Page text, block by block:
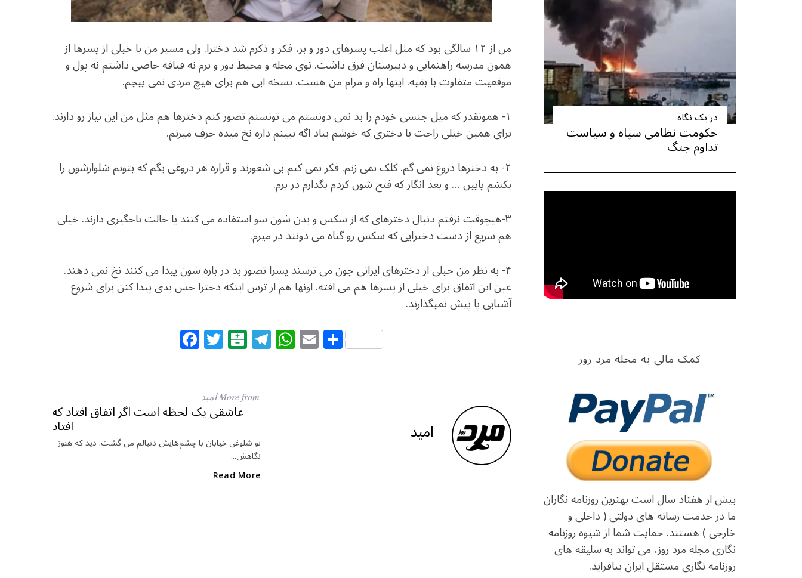
من از ۱۲ سالگی بود که مثل اغلب پسرهای دور و بر، فکر و ذکرم شد دخترا. ولی مسیر من با خیلی از پسرها از
همون مدرسه راهنمایی و دبیرستان فرق داشت. توی محله و محیط دور و برم نه قیافه خاصی داشتم نه پول و
موقعیت متفاوت با بقیه. اینها راه و مرام من هست. نسخه ایی هم برای هیچ مردی نمی پیچم.
۱- همونقدر که میل جنسی خودم را بد نمی دونستم می تونستم تصور کنم دخترها هم مثل من این نیاز رو دارند.
برای همین خیلی راحت با دختری که خوشم بیاد اگه ببینم داره نخ میده حرف میزنم.
۲- به دخترها دروغ نمی گم. کلک نمی زنم. فکر نمی کنم بی شعورند و قراره هر دروغی بگم که بتونم شلوارشون را
بکشم پایین … و بعد انگار که فتح شون کردم بگذارم در برم.
۳-هیچوقت نرفتم دنبال دخترهای که از سکس و بدن شون سو استفاده می کنند یا حالت باجگیری دارند. خیلی
هم سریع از دست دخترایی که سکس رو گناه می دونند در میرم.
۴- به نظر من خیلی از دخترهای ایرانی چون می ترسند پسرا تصور بد در باره شون پیدا می کنند نخ نمی دهند.
عین این اتفاق برای خیلی از پسرها هم می افته. اونها هم از ترس اینکه دخترا حس بدی پیدا کنن برای شروع
آشنایی پا پیش نمیگذارند.
F
a
e
b
o
ok
T
w
e
r
B
al
ar
T
el W
h E
m S
h
امید
More from امید
عاشقی یک لحظه است اگر اتفاق افتاد که
افتاد
تو شلوغی خیابان با چشم‌هایش دنبالم می گشت. دید که هنوز
نگاهش...
Read More
در یک نگاه
حکومت نظامی سپاه و سیاست
تداوم جنگ
کمک مالی به مجله مرد روز
بیش از هفتاد سال است بهترین روزنامه نگاران
ما در خدمت رسانه های دولتی ( داخلی و
خارجی ) هستند. حمایت شما از شیوه روزنامه
نگاری مجله مرد روز، می تواند به سلیقه های
روزنامه نگاری مستقل ایران بیافزاید.